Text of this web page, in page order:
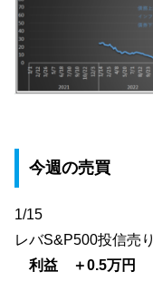
今週の売買
1/15
レバS&P500投信売り
利益 ＋0.5万円